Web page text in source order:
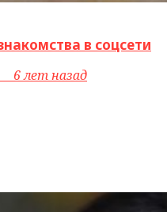
в соцсети
6 лет назад